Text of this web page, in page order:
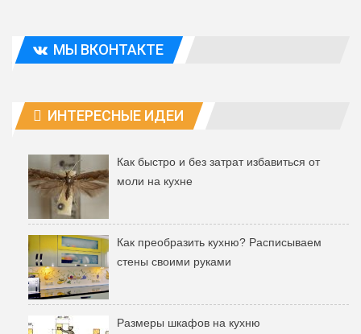
МЫ ВКОНТАКТЕ
ИНТЕРЕСНЫЕ ИДЕИ
Как быстро и без затрат избавиться от
моли на кухне
Как преобразить кухню? Расписываем
стены своими руками
Размеры шкафов на кухню